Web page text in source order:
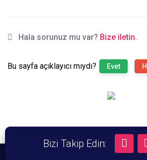
Hala sorunuz mu var? Bize iletin.
Bu sayfa açıklayıcı mıydı? Evet
Bizi Takip Edin: